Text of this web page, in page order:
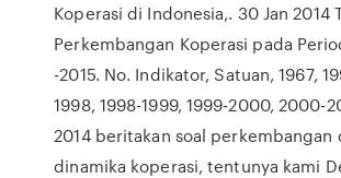
Koperasi di Indonesia,. 30 Jan 2014
Perkembangan Koperasi pada
-2015. No. Indikator, Satuan, 1967,
1998, 1998-1999, 1999-2000, 2000-
2014 beritakan soal perkembangan
dinamika koperasi, tentunya kami